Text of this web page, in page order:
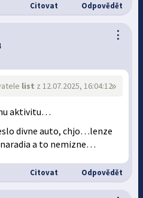
Citovat Odpovědět
⋮
»
list z 12.07.2025, 16:04:12
aktivitu…
divne auto, chjo…lenze
a to nemizne…
Citovat Odpovědět